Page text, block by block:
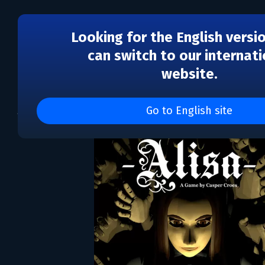
Looking for the English
can switch to our
website.
Go to English site
Alisa